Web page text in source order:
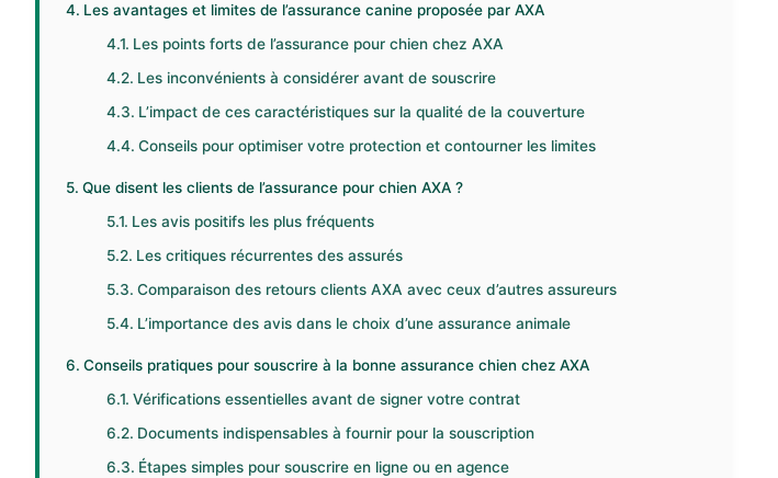
Les avantages et limites de l’assurance canine proposée par AXA
Les points forts de l’assurance pour chien chez AXA
Les inconvénients à considérer avant de souscrire
L’impact de ces caractéristiques sur la qualité de la couverture
Conseils pour optimiser votre protection et contourner les limites
Que disent les clients de l’assurance pour chien AXA ?
Les avis positifs les plus fréquents
Les critiques récurrentes des assurés
Comparaison des retours clients AXA avec ceux d’autres assureurs
L’importance des avis dans le choix d’une assurance animale
Conseils pratiques pour souscrire à la bonne assurance chien chez AXA
Vérifications essentielles avant de signer votre contrat
Documents indispensables à fournir pour la souscription
Étapes simples pour souscrire en ligne ou en agence